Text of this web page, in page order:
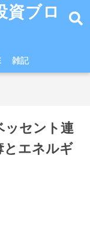
資ブロ
雑記
ッセント連
とエネルギ